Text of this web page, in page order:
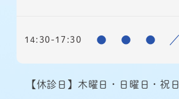
14:30-17:30 ● ● ● ／
【休診日】木曜日・日曜日・祝日